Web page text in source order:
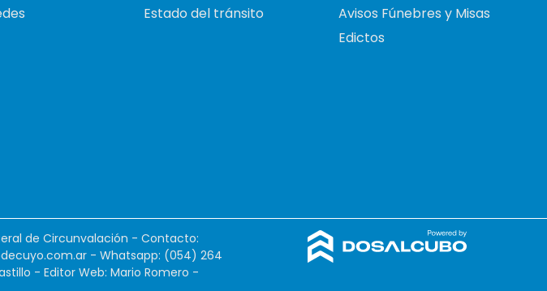
Estado del tránsito
Avisos Fúnebres y Misas
Edictos
de Circunvalación - Contacto:
- Whatsapp: (054) 264
- Editor Web: Mario Romero -